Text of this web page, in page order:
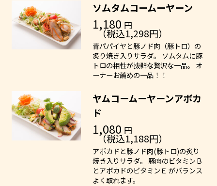
ソムタムコームーヤーン
1,180 円
（税込1,298円）
青パパイヤと豚ノド肉（豚トロ）の
炙り焼き入りサラダ。 ソムタムに豚
トロの相性が抜群な贅沢な一品。 オ
ーナーお薦めの一品！！
ヤムコームーヤーンアボカ
ド
1,080 円
（税込1,188円）
アボカドと豚ノド肉(豚トロ)の炙り
焼き入りサラダ。 豚肉のビタミンＢ
とアボカドのビタミンＥ がバランス
よく取れます。